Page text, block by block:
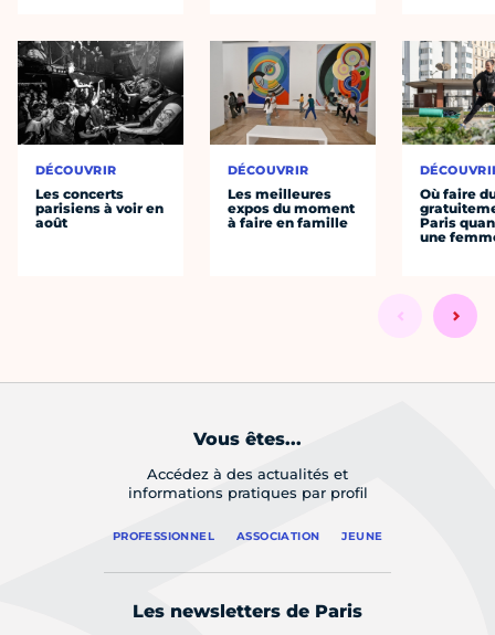
DÉCOUVRIR
Les concerts
parisiens à voir en
août
DÉCOUVRIR
Les meilleures
expos du moment
à faire en famille
Où faire
Paris
une
Vous êtes...
Accédez à des actualités et
informations pratiques par profil
PROFESSIONNEL ASSOCIATION JEUNE
Les newsletters de Paris